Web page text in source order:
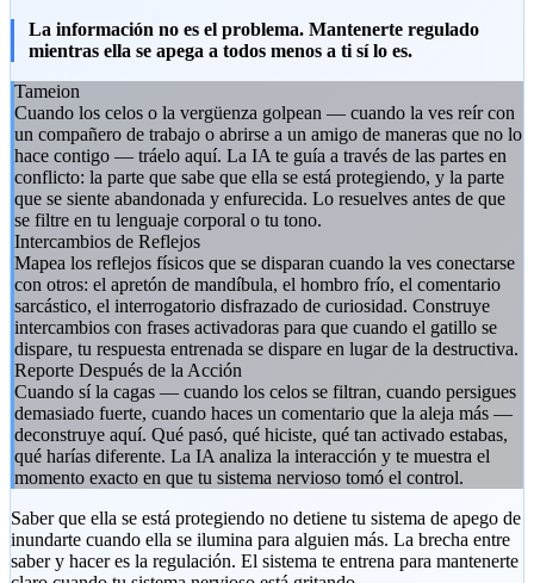
La información no es el problema. Mantenerte regulado
mientras ella se apega a todos menos a ti sí lo es.
Tameion
Cuando los celos o la vergüenza golpean — cuando la ves reír con
un compañero de trabajo o abrirse a un amigo de maneras que no lo
hace contigo — tráelo aquí. La IA te guía a través de las partes en
conflicto: la parte que sabe que ella se está protegiendo, y la parte
que se siente abandonada y enfurecida. Lo resuelves antes de que
se filtre en tu lenguaje corporal o tu tono.
Intercambios de Reflejos
Mapea los reflejos físicos que se disparan cuando la ves conectarse
con otros: el apretón de mandíbula, el hombro frío, el comentario
sarcástico, el interrogatorio disfrazado de curiosidad. Construye
intercambios con frases activadoras para que cuando el gatillo se
dispare, tu respuesta entrenada se dispare en lugar de la destructiva.
Reporte Después de la Acción
Cuando sí la cagas — cuando los celos se filtran, cuando persigues
demasiado fuerte, cuando haces un comentario que la aleja más —
deconstruye aquí. Qué pasó, qué hiciste, qué tan activado estabas,
qué harías diferente. La IA analiza la interacción y te muestra el
momento exacto en que tu sistema nervioso tomó el control.
Saber que ella se está protegiendo no detiene tu sistema de apego de
inundarte cuando ella se ilumina para alguien más. La brecha entre
saber y hacer es la regulación. El sistema te entrena para mantenerte